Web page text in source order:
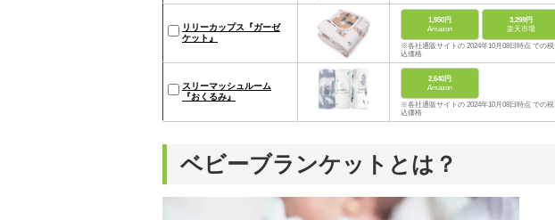
リリーカップス『ガーゼ
ケット』
1,950円
Amazon
3,299円
楽天市場
※各社通販サイトの 2024年10月08日時点 での税
込価格
スリーマッシュルーム
『おくるみ』
2,640円
Amazon
※各社通販サイトの 2024年10月08日時点 での税
込価格
ベビーブランケットとは？